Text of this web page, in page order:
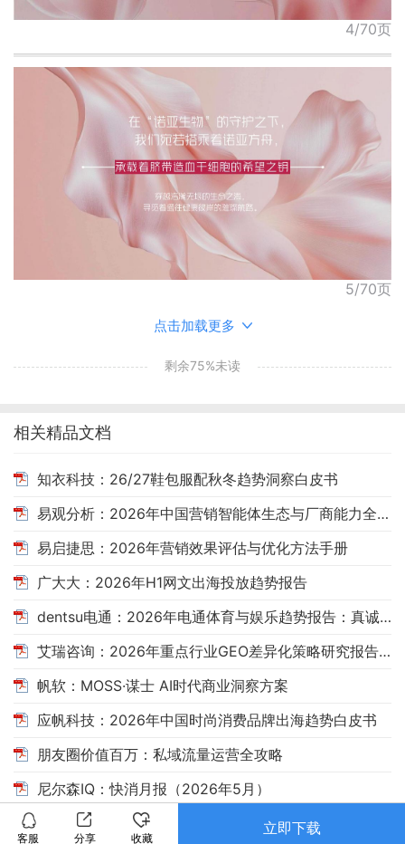
客服 分享 收藏
立即下载
4/70页
5/70页
点击加载更多
剩余75%未读
相关精品文档
知衣科技：26/27鞋包服配秋冬趋势洞察白皮书
易观分析：2026年中国营销智能体生态与厂商能力全景报告
易启捷思：2026年营销效果评估与优化方法手册
广大大：2026年H1网文出海投放趋势报告
dentsu电通：2026年电通体育与娱乐趋势报告：真诚，自有引力
艾瑞咨询：2026年重点行业GEO差异化策略研究报告——消费决策场景AI搜索洞察
帆软：MOSS·谋士 AI时代商业洞察方案
应帆科技：2026年中国时尚消费品牌出海趋势白皮书
朋友圈价值百万：私域流量运营全攻略
尼尔森IQ：快消月报（2026年5月）